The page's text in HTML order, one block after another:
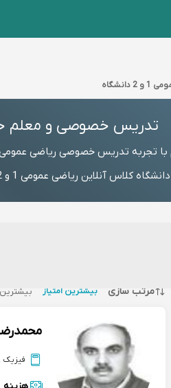
تدریس خصوصی و معلم خصوصی
تدریس خصوصی ریاضی عمومی 1 و 2 دانشگاه و کلاس خصوصی ریاضی عمومی 1 و 2
مرتب سازی بیشترین امتیاز
فیزیک